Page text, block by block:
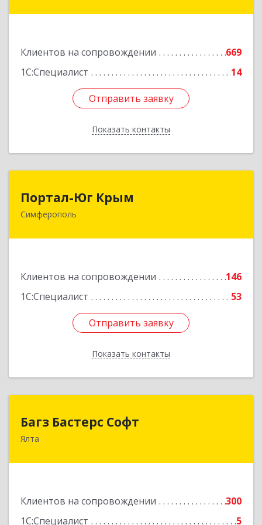
Клиентов на сопровождении
669
1С:Специалист
14
Отправить заявку
Показать контакты
Отправить заявку
Назад
Портал-Юг Крым
Симферополь
Клиентов на сопровождении
146
1С:Специалист
53
Отправить заявку
Показать контакты
295015, Крым Респ, Симферополь г, Козлова ул,
Отправить заявку
Назад
Багз Бастерс Софт
Ялта
Клиентов на сопровождении
300
1С:Специалист
5
Багз Бастерс Софт
298603, Крым Респ, Ялта г, Свердлова ул, дом №